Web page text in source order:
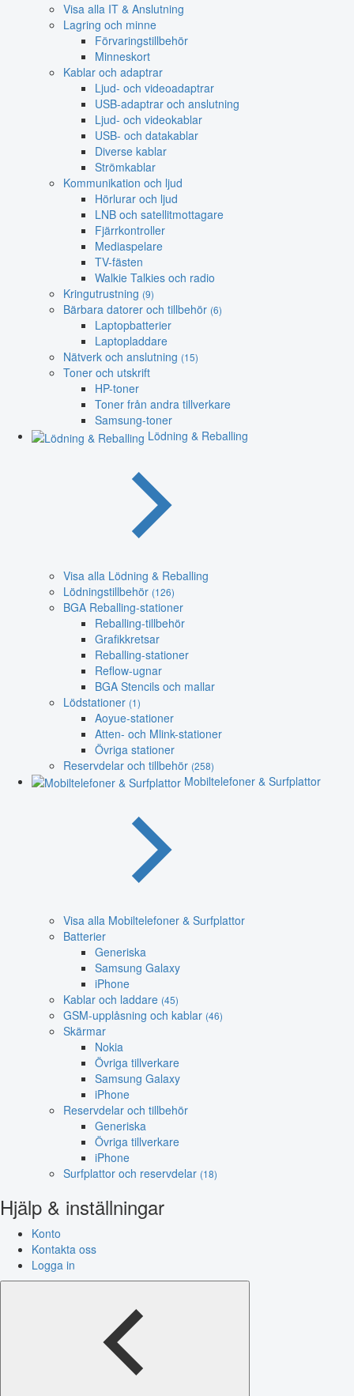
Visa alla IT & Anslutning
Lagring och minne
Förvaringstillbehör
Minneskort
Kablar och adaptrar
Ljud- och videoadaptrar
USB-adaptrar och anslutning
Ljud- och videokablar
USB- och datakablar
Diverse kablar
Strömkablar
Kommunikation och ljud
Hörlurar och ljud
LNB och satellitmottagare
Fjärrkontroller
Mediaspelare
TV-fästen
Walkie Talkies och radio
Kringutrustning (9)
Bärbara datorer och tillbehör (6)
Laptopbatterier
Laptopladdare
Nätverk och anslutning (15)
Toner och utskrift
HP-toner
Toner från andra tillverkare
Samsung-toner
Lödning & Reballing
Visa alla Lödning & Reballing
Lödningstillbehör (126)
BGA Reballing-stationer
Reballing-tillbehör
Grafikkretsar
Reballing-stationer
Reflow-ugnar
BGA Stencils och mallar
Lödstationer (1)
Aoyue-stationer
Atten- och Mlink-stationer
Övriga stationer
Reservdelar och tillbehör (258)
Mobiltelefoner & Surfplattor
Visa alla Mobiltelefoner & Surfplattor
Batterier
Generiska
Samsung Galaxy
iPhone
Kablar och laddare (45)
GSM-upplåsning och kablar (46)
Skärmar
Nokia
Övriga tillverkare
Samsung Galaxy
iPhone
Reservdelar och tillbehör
Generiska
Övriga tillverkare
iPhone
Surfplattor och reservdelar (18)
Hjälp & inställningar
Konto
Kontakta oss
Logga in